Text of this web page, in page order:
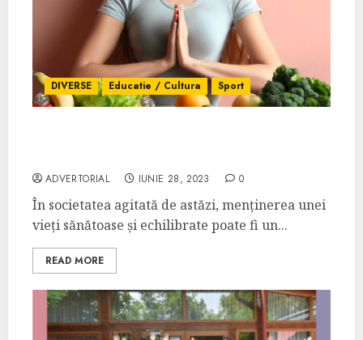
DIVERSE Educatie / Cultura Sport
ADVERTORIAL IUNIE 28, 2023 0
În societatea agitată de astăzi, menținerea unei
vieți sănătoase și echilibrate poate fi un...
READ MORE